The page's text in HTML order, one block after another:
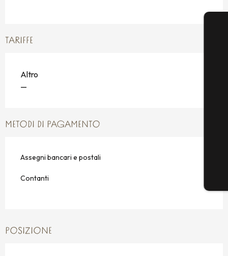
TARIFFE
Altro
—
METODI DI PAGAMENTO
Assegni bancari e postali
Contanti
POSIZIONE